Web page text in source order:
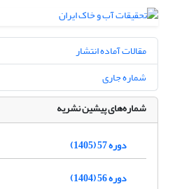
مقالات آماده انتشار
شماره جاری
شماره‌های پیشین نشریه
دوره 57 (1405)
دوره 56 (1404)